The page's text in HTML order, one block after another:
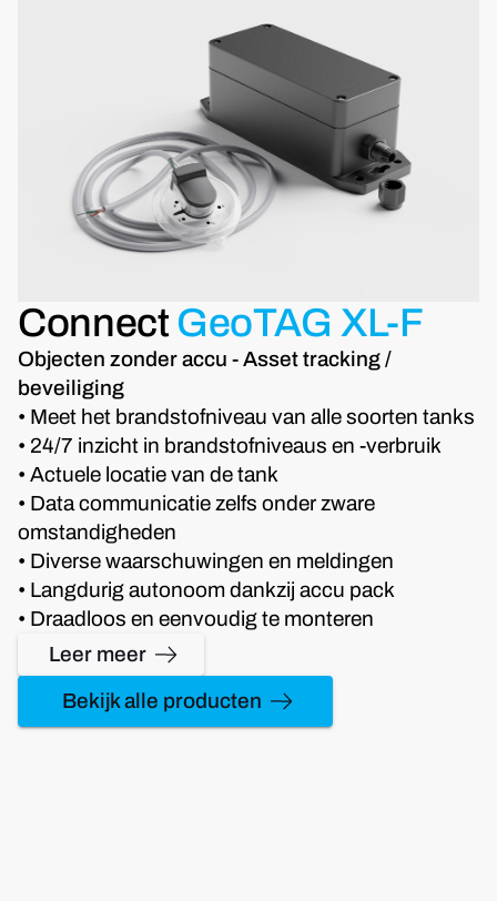
Connect GeoTAG XL-F
Objecten zonder accu - Asset tracking /
beveiliging
• Meet het brandstofniveau van alle soorten tanks
• 24/7 inzicht in brandstofniveaus en -verbruik
• Actuele locatie van de tank
• Data communicatie zelfs onder zware
omstandigheden
• Diverse waarschuwingen en meldingen
• Langdurig autonoom dankzij accu pack
• Draadloos en eenvoudig te monteren
Leer meer
Bekijk alle producten